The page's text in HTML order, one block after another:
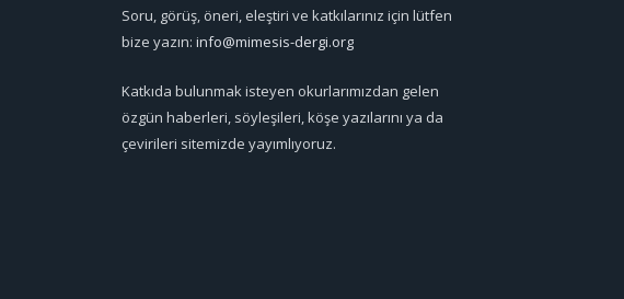
Soru, görüş, öneri, eleştiri ve katkılarınız için lütfen
bize yazın: info@mimesis-dergi.org
Katkıda bulunmak isteyen okurlarımızdan gelen
özgün haberleri, söyleşileri, köşe yazılarını ya da
çevirileri sitemizde yayımlıyoruz.